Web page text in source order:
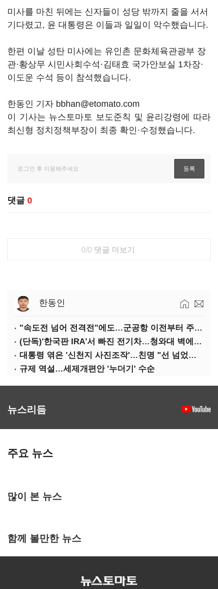
미사를 마친 뒤에는 신자들이 성당 밖까지 줄을 서서
기다렸고, 윤 대통령은 이들과 일일이 악수했습니다.
한편 이날 성탄 미사에는 유인촌 문화체육관광부 장
관·황상무 시민사회수석·김태효 국가안보실 1차장·
이도운 수석 등이 참석했습니다.
한동인 기자 bbhan@etomato.com
이 기사는 뉴스토마토 보도준칙 및 윤리강령에 따라
최신형 정치정책부장이 최종 확인·수정했습니다.
댓글 0
0/0 댓글 더보기
한동인
"속도전 넘어 전격전"에도…군공항 이전부터 주 52시간까지 '뇌관'
(단독)'한국판 IRA'서 빠진 전기차…청와대 벽에 막혔다
대통령 엮은 '신천지 사진조작'…친명 "선 넘었다" 격앙
규제 역설…세제개편안 '누더기' 수순
뉴스리듬
주요 뉴스
많이 본 뉴스
함께 볼만한 뉴스